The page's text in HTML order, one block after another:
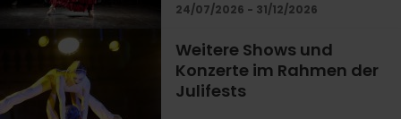
24/07/2026 - 31/12/2026
Weitere Shows und
Konzerte im Rahmen der
Julifests